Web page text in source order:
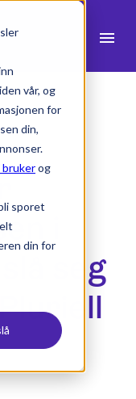
vår, og
for
din,
brukerog
sporet
din for
menu
expand_more
i
seg